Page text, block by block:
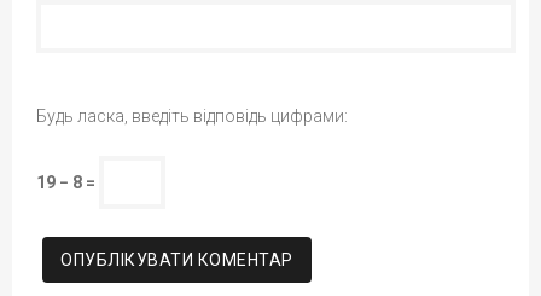
Будь ласка, введіть відповідь цифрами:
19 − 8 =